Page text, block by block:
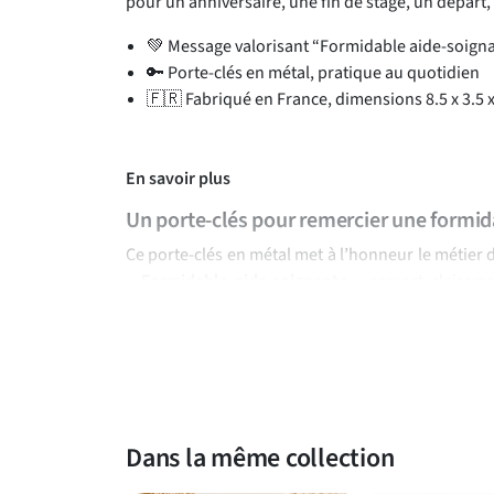
💚 Message valorisant “Formidable aide-
🔑 Porte-clés en métal, pratique au quotidien
🇫🇷 Fabriqué en France, dimensions 8.5 x 3.5
En savoir plus
Un porte-clés pour remercier une
Ce porte-clés en métal met à l’honneur le
trousseau de clés, un sac ou une pochette du
amie, proche ou professionnelle appréciée. Il
Dans la même collection